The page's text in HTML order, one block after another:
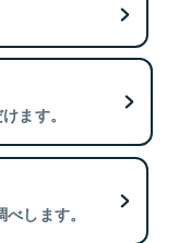
ます。
します。